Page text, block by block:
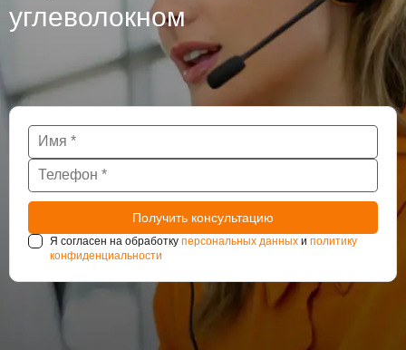
углеволокном
Я согласен на обработку персональных данных и политику
конфиденциальности